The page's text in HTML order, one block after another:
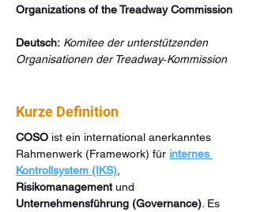
Organizations of the Treadway Commission
Deutsch: Komitee der unterstützenden
Organisationen der Treadway‑Kommission
Kurze Definition
COSO ist ein international anerkanntes
Rahmenwerk (Framework) für internes
Kontrollsystem (IKS)
Risikomanagement und
Unternehmensführung (Governance) . Es